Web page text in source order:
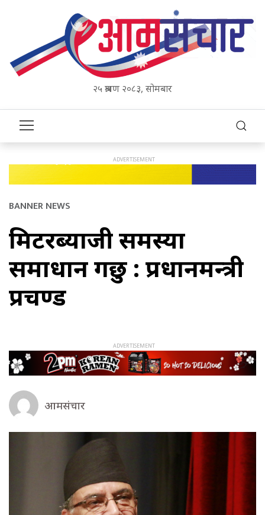
२५ श्रावण २०८३, सोमबार
BANNER NEWS
मिटरब्याजी समस्या
समाधान गर्छु : प्रधानमन्त्री
प्रचण्ड
आमसंचार